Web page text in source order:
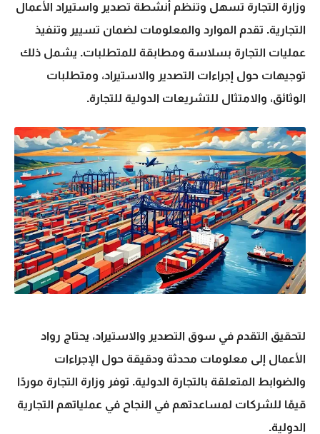
وزارة التجارة تسهل وتنظم أنشطة تصدير واستيراد الأعمال
التجارية. تقدم الموارد والمعلومات لضمان تسيير وتنفيذ
عمليات التجارة بسلاسة ومطابقة للمتطلبات. يشمل ذلك
توجيهات حول إجراءات التصدير والاستيراد، ومتطلبات
الوثائق، والامتثال للتشريعات الدولية للتجارة.
لتحقيق التقدم في سوق التصدير والاستيراد، يحتاج رواد
الأعمال إلى معلومات محدثة ودقيقة حول الإجراءات
والضوابط المتعلقة بالتجارة الدولية. توفر وزارة التجارة موردًا
قيمًا للشركات لمساعدتهم في النجاح في عملياتهم التجارية
الدولية.